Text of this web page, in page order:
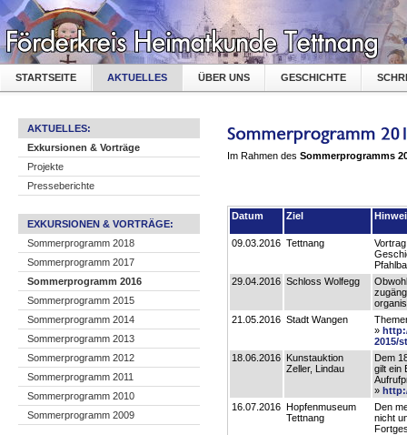
STARTSEITE AKTUELLES ÜBER UNS GESCHICHTE
AKTUELLES:
Exkursionen & Vorträge
Projekte
Presseberichte
EXKURSIONEN & VORTRÄGE:
Sommerprogramm 2018
Sommerprogramm 2017
Sommerprogramm 2016
Sommerprogramm 2015
Sommerprogramm 2014
Sommerprogramm 2013
Sommerprogramm 2012
Sommerprogramm 2011
Sommerprogramm 2010
Sommerprogramm 2009
Im Rahmen des Sommerprogramms
Datum Ziel
09.03.2016 Tettnang
29.04.2016 Schloss Wolfegg
21.05.2016 Stadt Wangen
»
2015/
18.06.2016 Kunstauktion
Zeller, Lindau
Dem
gilt ein
»
16.07.2016 Hopfenmuseum
Tettnang
Den
nicht